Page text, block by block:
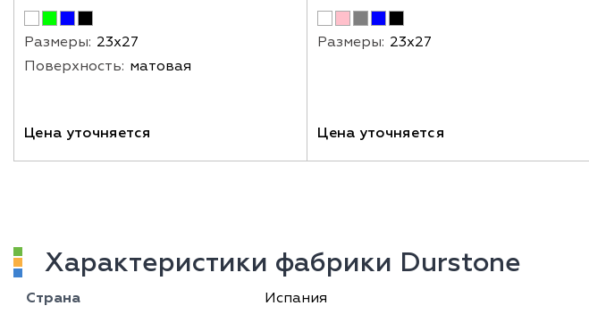
Размеры: 23х27
Поверхность: матовая
Цена уточняется
Размеры: 23х27
Цена уточняется
Характеристики фабрики Durstone
Страна Испания